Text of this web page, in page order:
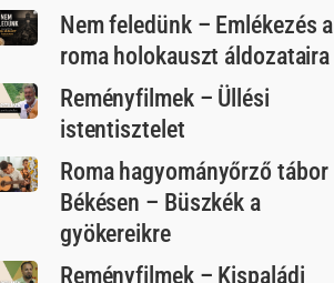
Nem feledünk – Emlékezés a
roma holokauszt áldozataira
Reményfilmek – Üllési
istentisztelet
Roma hagyományőrző tábor
Békésen – Büszkék a
gyökereikre
Reményfilmek – Kispaládi